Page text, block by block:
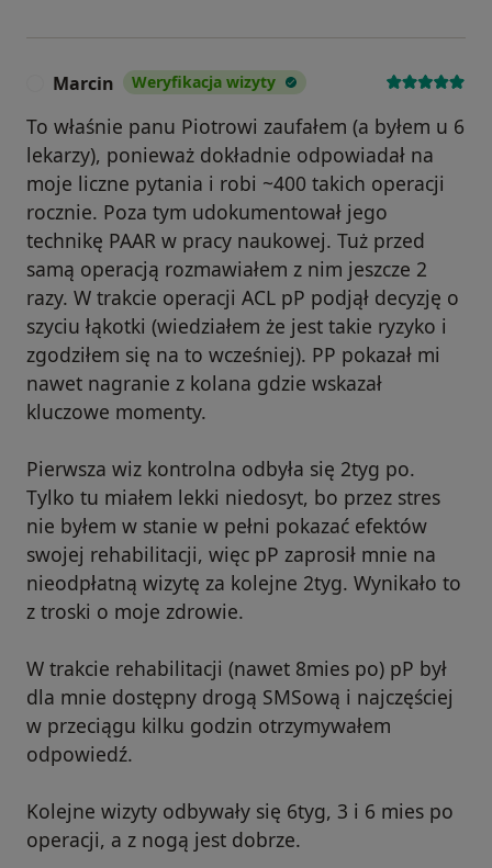
Marcin Weryfikacja wizyty
To właśnie panu Piotrowi zaufałem (a byłem u 6
lekarzy), ponieważ dokładnie odpowiadał na
moje liczne pytania i robi ~400 takich operacji
rocznie. Poza tym udokumentował jego
technikę PAAR w pracy naukowej. Tuż przed
samą operacją rozmawiałem z nim jeszcze 2
razy. W trakcie operacji ACL pP podjął decyzję o
szyciu łąkotki (wiedziałem że jest takie ryzyko i
zgodziłem się na to wcześniej). PP pokazał mi
nawet nagranie z kolana gdzie wskazał
kluczowe momenty.
Pierwsza wiz kontrolna odbyła się 2tyg po.
Tylko tu miałem lekki niedosyt, bo przez stres
nie byłem w stanie w pełni pokazać efektów
swojej rehabilitacji, więc pP zaprosił mnie na
nieodpłatną wizytę za kolejne 2tyg. Wynikało to
z troski o moje zdrowie.
W trakcie rehabilitacji (nawet 8mies po) pP był
dla mnie dostępny drogą SMSową i najczęściej
w przeciągu kilku godzin otrzymywałem
odpowiedź.
Kolejne wizyty odbywały się 6tyg, 3 i 6 mies po
operacji, a z nogą jest dobrze.